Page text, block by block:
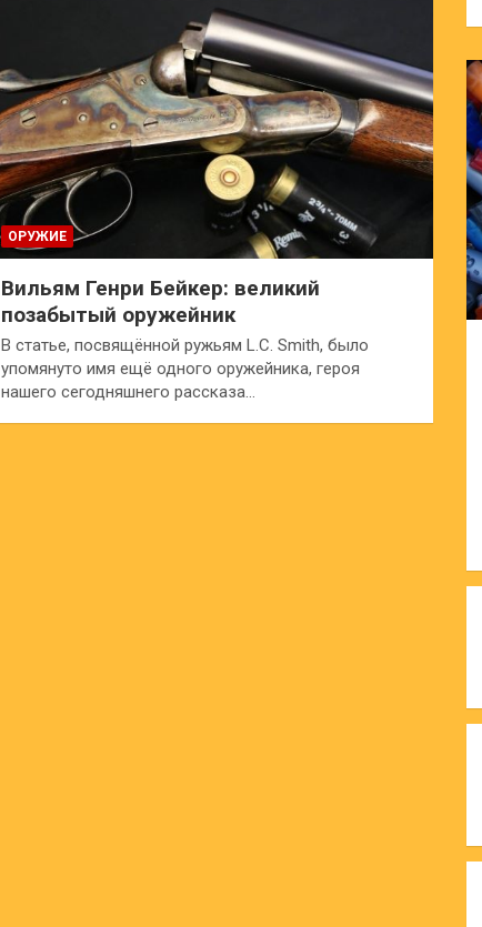
ОРУЖИЕ
Вильям Генри Бейкер: великий
позабытый оружейник
В статье, посвящённой ружьям L.C. Smith, было
упомянуто имя ещё одного оружейника, героя
нашего сегодняшнего рассказа…